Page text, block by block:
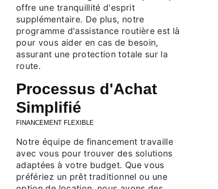
offre une tranquillité d'esprit
supplémentaire. De plus, notre
programme d'assistance routière est là
pour vous aider en cas de besoin,
assurant une protection totale sur la
route.
Processus d'Achat
Simplifié
FINANCEMENT FLEXIBLE
Notre équipe de financement travaille
avec vous pour trouver des solutions
adaptées à votre budget. Que vous
préfériez un prêt traditionnel ou une